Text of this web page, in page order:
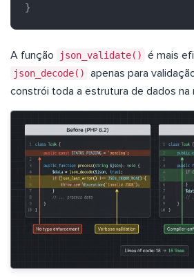
}
A função json_validate()
é mais
json_decode()
apenas para
constrói toda a estrutura de dados na